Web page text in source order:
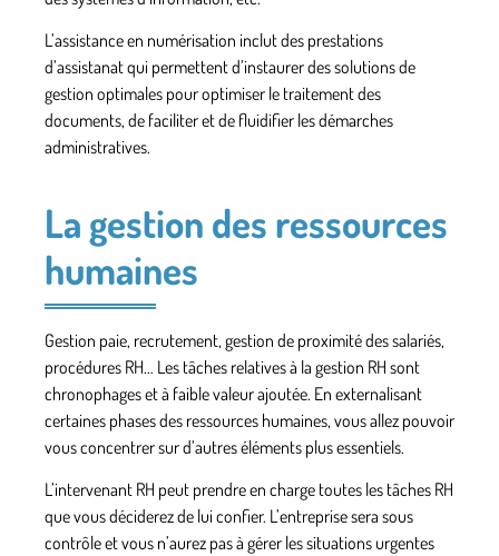
L’assistance en numérisation inclut des prestations
d’assistanat qui permettent d’instaurer des solutions de
gestion optimales pour optimiser le traitement des
documents, de faciliter et de fluidifier les démarches
administratives.
La gestion des ressources
humaines
Gestion paie, recrutement, gestion de proximité des salariés,
procédures RH… Les tâches relatives à la gestion RH sont
chronophages et à faible valeur ajoutée. En externalisant
certaines phases des ressources humaines, vous allez pouvoir
vous concentrer sur d’autres éléments plus essentiels.
L’intervenant RH peut prendre en charge toutes les tâches RH
que vous déciderez de lui confier. L’entreprise sera sous
contrôle et vous n’aurez pas à gérer les situations urgentes